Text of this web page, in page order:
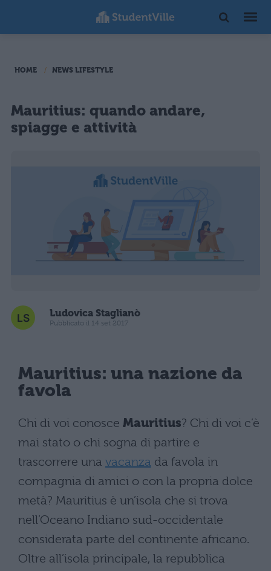
HOME NEWS LIFESTYLE
Mauritius: quando andare,
spiagge e attività
Ludovica Staglianò
Pubblicato il 14 set 2017
Mauritius: una nazione da
favola
Chi di voi conosce Mauritius? Chi di voi c’è
mai stato o chi sogna di partire e
trascorrere una vacanza da favola in
compagnia di amici o con la propria dolce
metà? Mauritius è un’isola che si trova
nell’Oceano Indiano sud-occidentale
considerata parte del continente africano.
Oltre all’isola principale, la repubblica